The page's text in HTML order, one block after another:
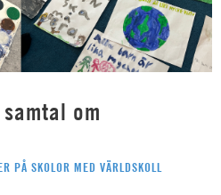
om
PÅ SKOLOR MED VÄRLDSKOLL